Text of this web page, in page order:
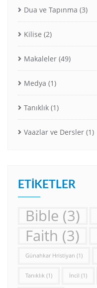
Dua ve Tapınma (3)
Kilise (2)
Makaleler (49)
Medya (1)
Tanıklık (1)
Vaazlar ve Dersler (1)
ETIKETLER
Bible (3)
Faith (3)
Günahkar Hristiyan (1)
Tanıklık (1) İncil (1)